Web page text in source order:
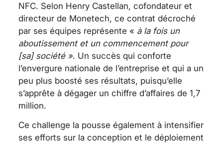
NFC. Selon Henry Castellan, cofondateur et
directeur de Monetech, ce contrat décroché
par ses équipes représente « à la fois un
aboutissement et un commencement pour
[sa] société ». Un succès qui conforte
l’envergure nationale de l’entreprise et qui a un
peu plus boosté ses résultats, puisqu’elle
s’apprête à dégager un chiffre d’affaires de 1,7
million.
Ce challenge la pousse également à intensifier
ses efforts sur la conception et le déploiement